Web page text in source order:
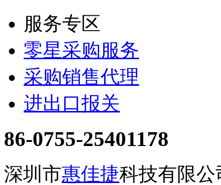
服务专区
零星采购服务
采购销售代理
进出口报关
86-0755-25401178
深圳市惠佳捷科技有限